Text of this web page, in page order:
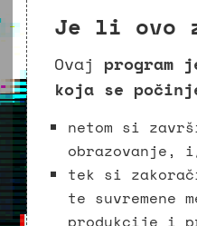
Je li ovo
Ovaj program
koja se
netom si
tek si
te suvremene
produkcije i